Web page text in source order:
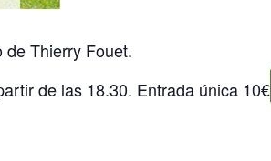
de Thierry Fouet.
de las 18.30. Entrada única 10€